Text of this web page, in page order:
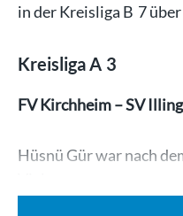
in der Kreisliga B 7
Kreisliga A 3
FV Kirchheim – SV
Hüsnü Gür war nach